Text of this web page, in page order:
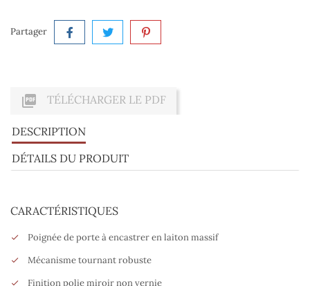
Partager
 TÉLÉCHARGER LE PDF
DESCRIPTION
DÉTAILS DU PRODUIT
CARACTÉRISTIQUES
Poignée de porte à encastrer en laiton massif
Mécanisme tournant robuste
Finition polie miroir non vernie